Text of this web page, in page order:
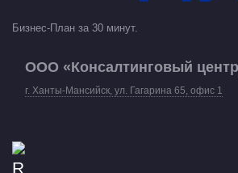
Бизнес-План за 30 минут.
ООО «Консалтинговый
г. Ханты-Мансийск, ул. Гагарина 65, офис 1